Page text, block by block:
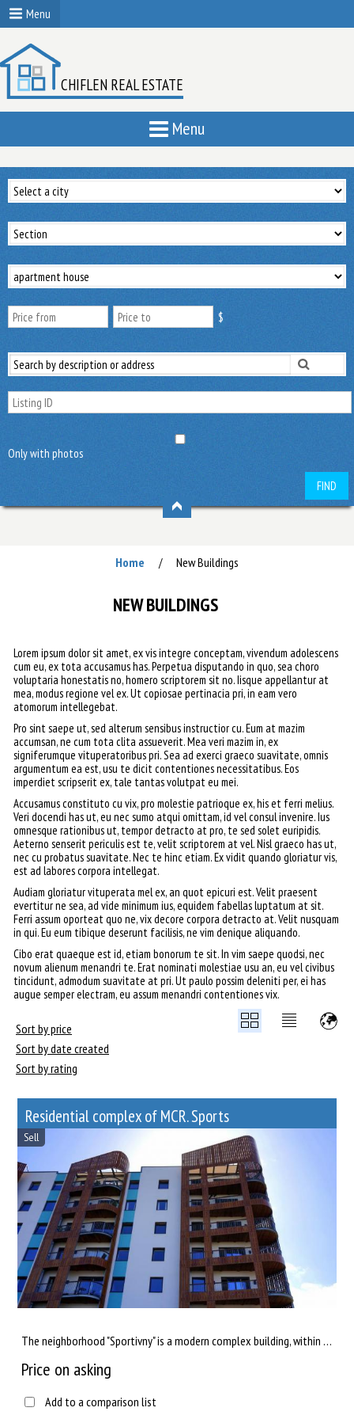
Menu
CHIFLEN REAL ESTATE
Menu
$
Only with photos
FIND
Home / New Buildings
NEW BUILDINGS
Lorem ipsum dolor sit amet, ex vis integre conceptam, vivendum adolescens
cum eu, ex tota accusamus has. Perpetua disputando in quo, sea choro
voluptaria honestatis no, homero scriptorem sit no. Iisque appellantur at
mea, modus regione vel ex. Ut copiosae pertinacia pri, in eam vero
atomorum intellegebat.
Pro sint saepe ut, sed alterum sensibus instructior cu. Eum at mazim
accumsan, ne cum tota clita assueverit. Mea veri mazim in, ex
signiferumque vituperatoribus pri. Sea ad exerci graeco suavitate, omnis
argumentum ea est, usu te dicit contentiones necessitatibus. Eos
imperdiet scripserit ex, tale tantas volutpat eu mei.
Accusamus constituto cu vix, pro molestie patrioque ex, his et ferri melius.
Veri docendi has ut, eu nec sumo atqui omittam, id vel consul invenire. Ius
omnesque rationibus ut, tempor detracto at pro, te sed solet euripidis.
Aeterno senserit periculis est te, velit scriptorem at vel. Nisl graeco has ut,
nec cu probatus suavitate. Nec te hinc etiam. Ex vidit quando gloriatur vis,
est ad labores corpora intellegat.
Audiam gloriatur vituperata mel ex, an quot epicuri est. Velit praesent
evertitur ne sea, ad vide minimum ius, equidem fabellas luptatum at sit.
Ferri assum oporteat quo ne, vix decore corpora detracto at. Velit nusquam
in qui. Eu eum tibique deserunt facilisis, ne vim denique aliquando.
Cibo erat quaeque est id, etiam bonorum te sit. In vim saepe quodsi, nec
novum alienum menandri te. Erat nominati molestiae usu an, eu vel civibus
tincidunt, admodum suavitate at pri. Ut paulo possim deleniti per, ei has
augue semper electram, eu assum menandri contentiones vix.
Sort by price
Sort by date created
Sort by rating
Residential complex of MCR. Sports
Sell
The neighborhood "Sportivny" is a modern complex building, within the framework of which the construction of v...
Price on asking
Add to a comparison list